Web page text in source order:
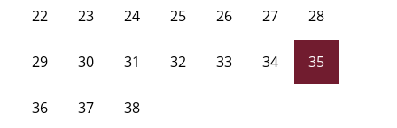
22 23 24 25 26 27 28
29 30 31 32 33 34 35
36 37 38